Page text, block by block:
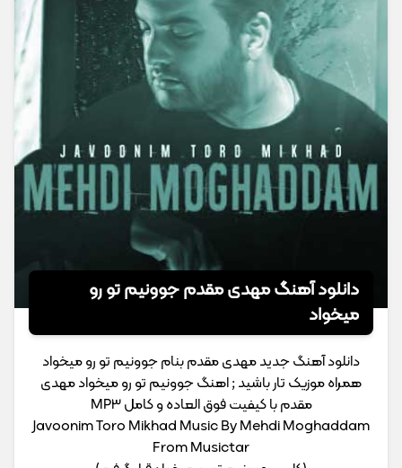
دانلود آهنگ مهدی مقدم جوونیم تو رو
میخواد
دانلود آهنگ جدید مهدی مقدم بنام جوونیم تو رو میخواد
همراه موزیک تار باشید ; اهنگ جوونیم تو رو میخواد مهدی
مقدم با کیفیت فوق العاده و کامل MP3
Javoonim Toro Mikhad Music By Mehdi Moghaddam
From Musictar